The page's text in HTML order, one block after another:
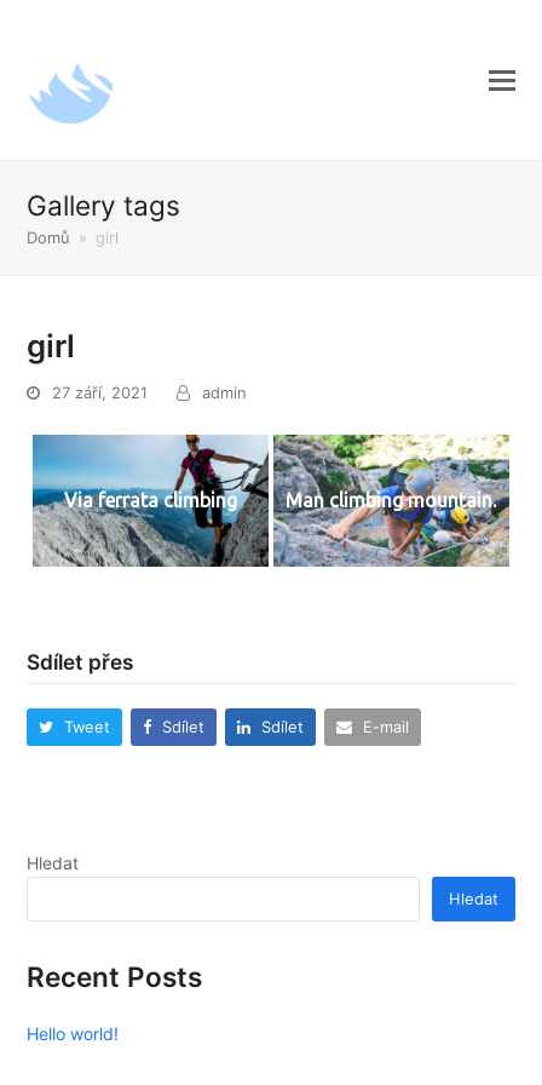
Gallery tags
Domů » girl
girl
27 září, 2021 admin
Via ferrata climbing Man climbing mountain.
Sdílet přes
Tweet Sdílet Sdílet E-mail
Hledat
Hledat
Recent Posts
Hello world!